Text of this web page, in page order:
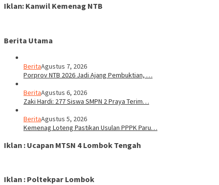
Iklan: Kanwil Kemenag NTB
Berita Utama
BeritaAgustus 7, 2026
Porprov NTB 2026 Jadi Ajang Pembuktian, …
BeritaAgustus 6, 2026
Zaki Hardi: 277 Siswa SMPN 2 Praya Terim…
BeritaAgustus 5, 2026
Kemenag Loteng Pastikan Usulan PPPK Paru…
Iklan : Ucapan MTSN 4 Lombok Tengah
Iklan : Poltekpar Lombok